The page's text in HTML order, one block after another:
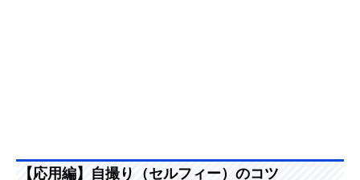
【応用編】自撮り（セルフィー）のコツ